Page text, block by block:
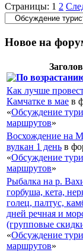
Страницы: 1 2
Новое на
Как лучше
Камчатке в мае в
«Обсуждение
маршрутов»
Восхождение на
вулкан 1 день в
«Обсуждение
маршрутов»
Рыбалка на р.
горбуша, кета,
голец, палтус,
дней речная и
(групповые
«Обсуждение
маршрутов»